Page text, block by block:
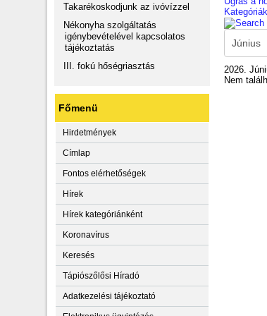
Takarékoskodjunk az ivóvízzel
Nékonyha szolgáltatás
igénybevételével kapcsolatos
tájékoztatás
III. fokú hőségriasztás
Főmenü
Hirdetmények
Címlap
Fontos elérhetőségek
Hírek
Hírek kategóriánként
Koronavírus
Keresés
Tápiószőlősi Híradó
Adatkezelési tájékoztató
2026.
Nem